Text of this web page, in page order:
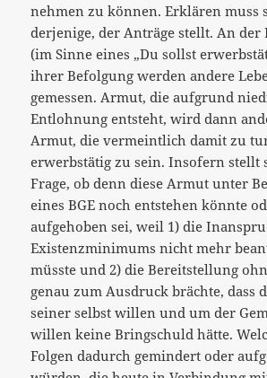
nehmen zu können. Erklären muss
derjenige, der Anträge stellt. An der
(im Sinne eines „Du sollst
ihrer Befolgung werden andere
gemessen. Armut, die aufgrund
Entlohnung entsteht, wird dann
Armut, die vermeintlich damit zu
erwerbstätig zu sein. Insofern stellt
Frage, ob denn diese Armut unter
eines BGE noch entstehen könnte
aufgehoben sei, weil 1) die
Existenzminimums nicht mehr
müsste und 2) die Bereitstellung
genau zum Ausdruck brächte, dass
seiner selbst willen und um der
willen keine Bringschuld hätte.
Folgen dadurch gemindert oder